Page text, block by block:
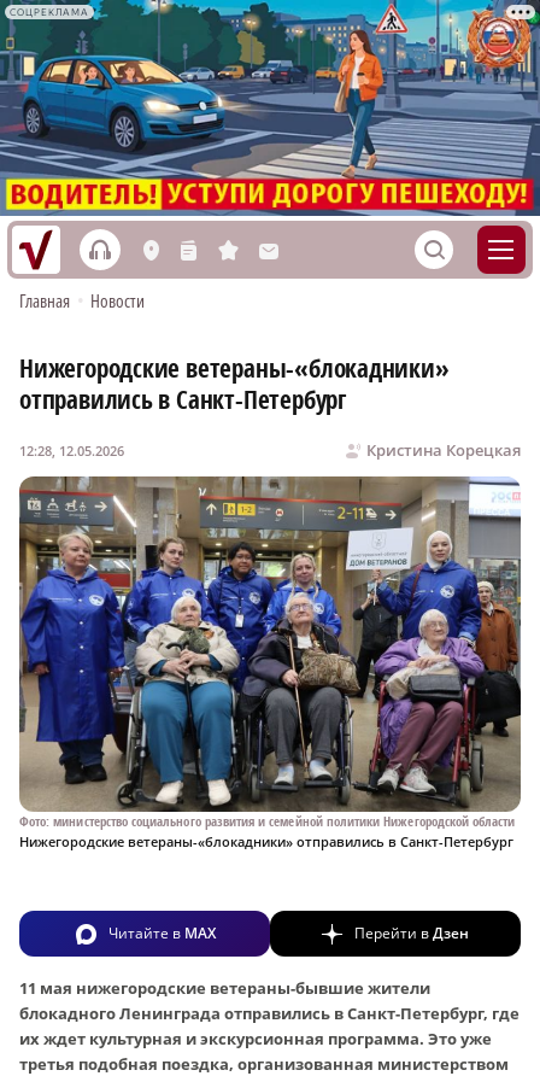
СОЦРЕКЛАМА
h L n s M S
Главная • Новости
Нижегородские ветераны-«блокадники»
отправились в Санкт-Петербург
Кристина Корецкая
12:28, 12.05.2026
Фото: министерство социального развития и семейной политики Нижегородской области
Нижегородские ветераны-«блокадники» отправились в Санкт-Петербург
Читайте в MAX Перейти вДзен
11 мая нижегородские ветераны-бывшие жители
блокадного Ленинграда отправились в Санкт-Петербург, где
их ждет культурная и экскурсионная программа. Это уже
третья подобная поездка, организованная министерством